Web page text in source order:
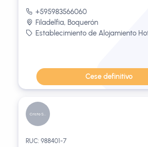
+595983566060
Filadelfia, Boquerón
Establecimiento de Alojamiento
Cese definitivo
Cristo Sal...
RUC: 988401-7